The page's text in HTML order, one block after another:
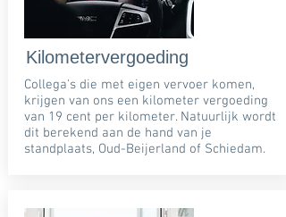
Kilometervergoeding
Collega's die met eigen vervoer komen,
krijgen van ons een kilometer vergoeding
van 19 cent per kilometer. Natuurlijk wordt
dit berekend aan de hand van je
standplaats, Oud-Beijerland of Schiedam.